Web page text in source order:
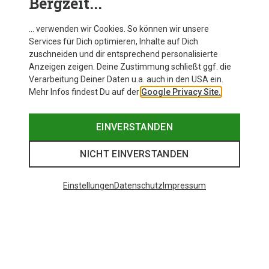
… verwenden wir Cookies. So können wir unsere
Services für Dich optimieren, Inhalte auf Dich
zuschneiden und dir entsprechend personalisierte
Anzeigen zeigen. Deine Zustimmung schließt ggf. die
Verarbeitung Deiner Daten u.a. auch in den USA ein.
Mehr Infos findest Du auf der Google Privacy Site.
EINVERSTANDEN
NICHT EINVERSTANDEN
EinstellungenDatenschutz Impressum